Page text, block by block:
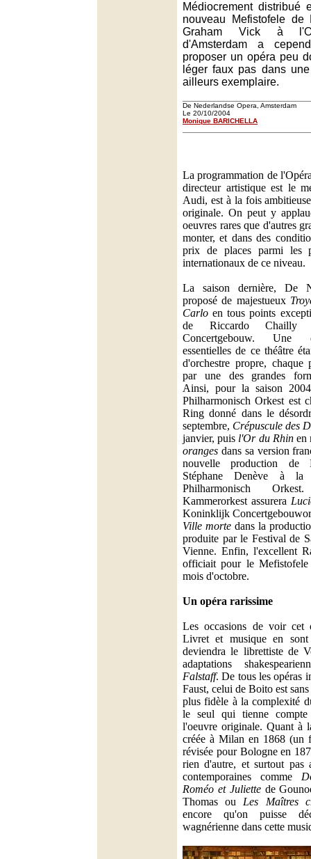
Médiocrement
nouveau Mefistofele de
Graham Vick à
d'Amsterdam a
proposer un opéra peu
léger faux pas dans
ailleurs exemplaire.
De Nederlandse Opera, Amsterdam
Le 20/10/2004
Monique BARICHELLA
La programmation de
directeur artistique est le
Audi, est à la fois
originale. On peut y
oeuvres rares que d'autres
monter, et dans des
prix de places parmi les
internationaux de ce niveau.
La saison dernière, De
proposé de majestueux
Carlo en tous points
de Riccardo Chailly
Concertgebouw. Une
essentielles de ce théâtre
d'orchestre propre, chaque
par une des grandes
Ainsi, pour la saison
Philharmonisch Orkest est
Ring donné dans le
septembre, Crépuscule des
janvier, puis l'Or du Rhinen
oranges dans sa version
nouvelle production de
Stéphane Denève à la
Philharmonisch
Kammerorkest assurera
Koninklijk
Ville mortedans la
produite par le Festival de
Vienne. Enfin, l'excellent
officiait pour le
mois d'octobre.
Un opéra rarissime
Les occasions de voir cet
Livret et musique en
deviendra le librettiste de
adaptations
Falstaff. De tous les opéras
Faust, celui de Boito est
plus fidèle à la complexité
le seul qui tienne
l'oeuvre originale. Quant à
créée à Milan en 1868 (un
révisée pour Bologne en
rien d'autre, et surtout pas
contemporaines comme
Roméo et Juliettede
Thomas ou Les Maîtres
encore qu'on puisse
wagnérienne dans cette